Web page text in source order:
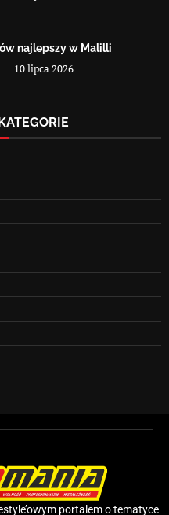
najlepszy w Malilli
10 lipca 2026
portalem o tematyce